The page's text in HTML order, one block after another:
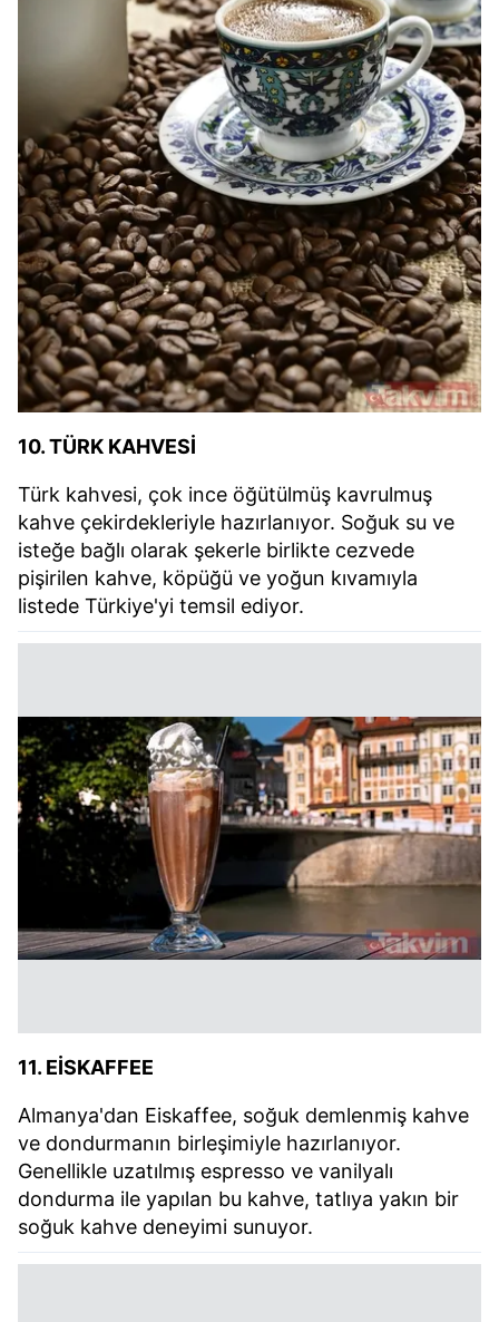
10. TÜRK KAHVESİ
Türk kahvesi, çok ince öğütülmüş kavrulmuş
kahve çekirdekleriyle hazırlanıyor. Soğuk su ve
isteğe bağlı olarak şekerle birlikte cezvede
pişirilen kahve, köpüğü ve yoğun kıvamıyla
listede Türkiye'yi temsil ediyor.
11. EİSKAFFEE
Almanya'dan Eiskaffee, soğuk demlenmiş kahve
ve dondurmanın birleşimiyle hazırlanıyor.
Genellikle uzatılmış espresso ve vanilyalı
dondurma ile yapılan bu kahve, tatlıya yakın bir
soğuk kahve deneyimi sunuyor.